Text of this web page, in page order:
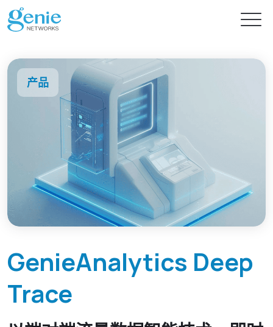
免费试用
GenieATM系列
GenieATM
深度流量透析与超高速 DDoS 攻击防护
轻松优化网络流量分析及安全防御
为网络运营商创造加值服务营收
解决方案
AI 驱动网络安全分析
提供智能流量检测的主动式资安防御
流量数据关联与鉴识分析
完美整合异质数据，精准实现效能优化与流量鉴识
网络维运优化
内容中心
关于威睿
产品
GenieAnalytics Deep
Trace